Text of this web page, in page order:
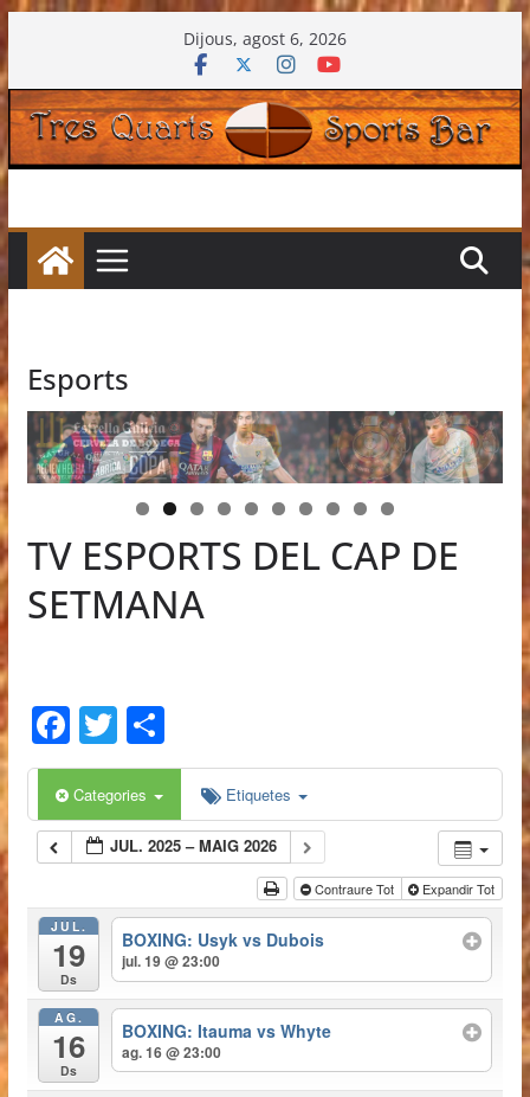
to
content
Dijous, agost 6, 2026
Esports
0
TV ESPORTS DEL CAP DE
SETMANA
F
a
c
e
b
o
o
k
T
w
itt
er
C
o
p
ar
te
ix
Categories Etiquetes
JUL. 2025 – MAIG 2026
Contraure Tot Expandir Tot
JUL.
19
Ds
BOXING: Usyk vs Dubois
jul. 19 @ 23:00
AG.
16
Ds
BOXING: Itauma vs Whyte
ag. 16 @ 23:00